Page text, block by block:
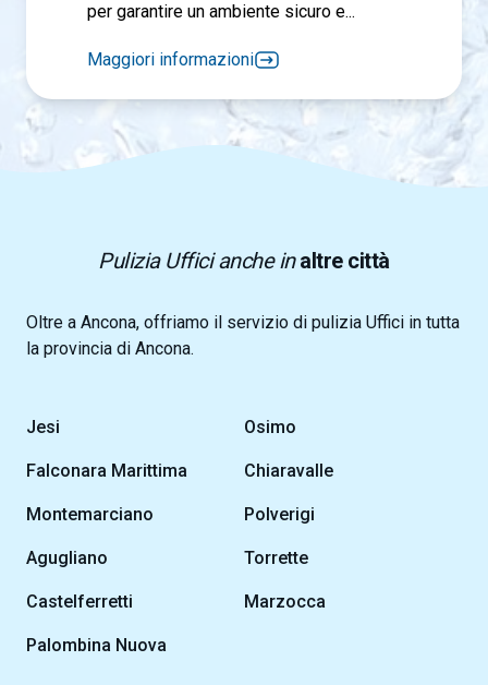
per garantire un ambiente sicuro e...
Maggiori informazioni
Pulizia Uffici anche inaltre città
Oltre a Ancona, offriamo il servizio di pulizia Uffici in tutta
la provincia di Ancona.
Jesi Osimo
Falconara Marittima Chiaravalle
Montemarciano Polverigi
Agugliano Torrette
Castelferretti Marzocca
Palombina Nuova